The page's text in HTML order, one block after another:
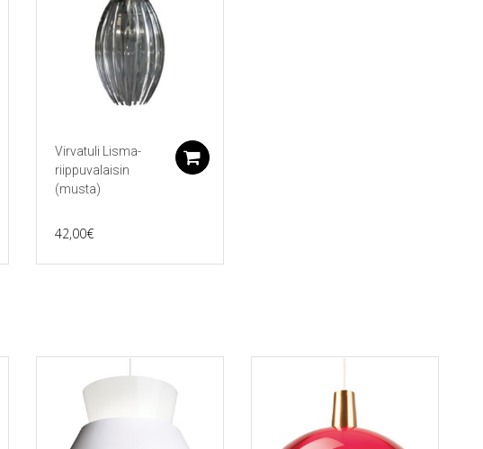
Lisää ostoskoriin
Virvatuli Lisma-
riippuvalaisin
(musta)
42,00€